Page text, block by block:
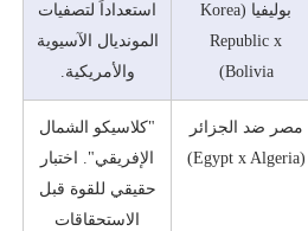
بوليفيا (Korea
Republic x
Bolivia)
استعداداً لتصفيات
المونديال الآسيوية
والأمريكية.
مصر ضد الجزائر
(Egypt x Algeria)
"كلاسيكو الشمال
الإفريقي". اختبار
حقيقي للقوة قبل
الاستحقاقات